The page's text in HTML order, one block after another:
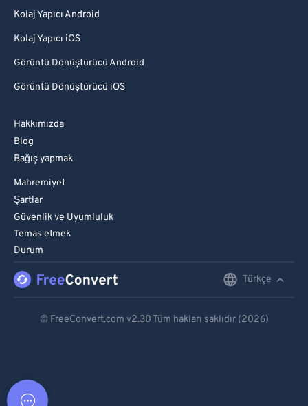
Kolaj Yapıcı Android
Kolaj Yapıcı iOS
Görüntü Dönüştürücü Android
Görüntü Dönüştürücü iOS
Hakkımızda
Blog
Bağış yapmak
Mahremiyet
Şartlar
Güvenlik ve Uyumluluk
Temas etmek
Durum
Türkçe
© FreeConvert.com v2.30 Tüm hakları saklıdır (2026)